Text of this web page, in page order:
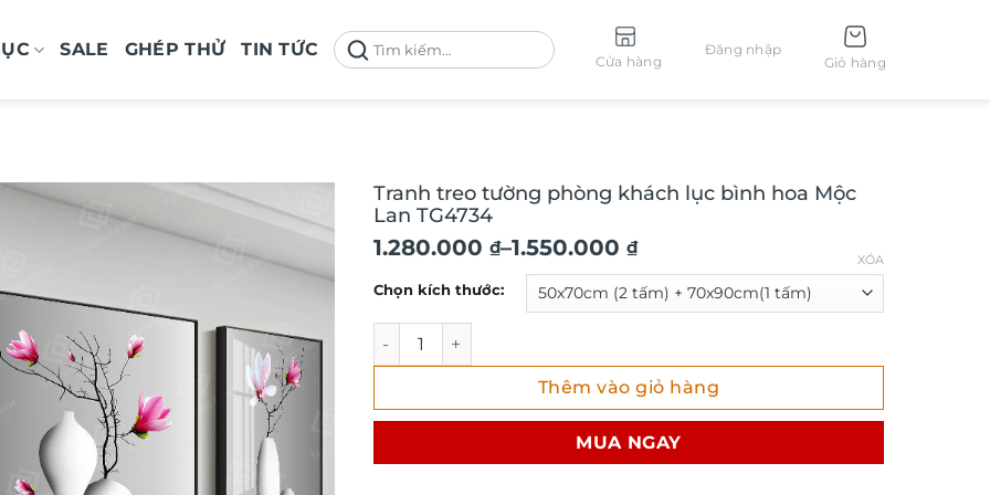
SALE GHÉP THỬ TIN TỨC
Tìm
kiếm:
Cửa hàng
Đăng nhập
Giỏ hàng
Tranh treo tường phòng khách lục bình hoa Mộc
Lan TG4734
1.280.000 ₫–1.550.000 ₫
Khoảng
giá:
1.280.000 ₫
1.550.000 ₫
Chọn kích thước:
XÓA
Tranh treo tường phòng khách lục bình hoa Mộc Lan TG4734 số lượng
Thêm vào giỏ hàng
MUA NGAY